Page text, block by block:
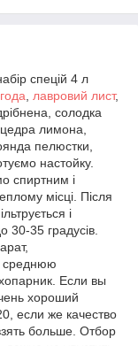
спецій 4 л
лавровий лист,
солодка
лимона,
пелюстки,
настойку.
спиртним і
місці. Після
і
35 градусів.
среднюю
Если вы
хороший
если же качество
больше. Отбор